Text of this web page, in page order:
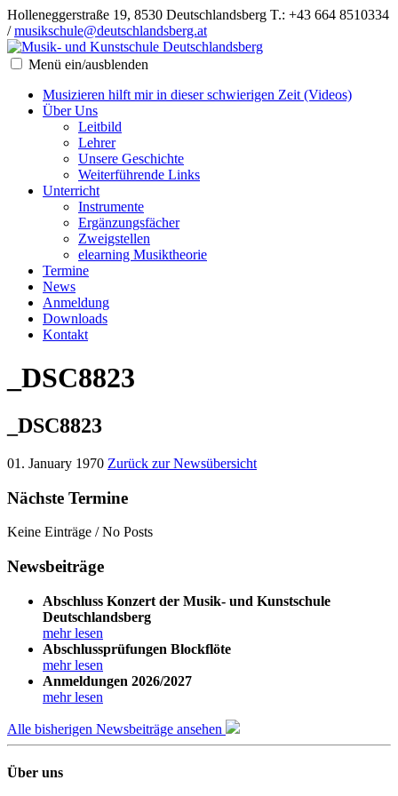
Holleneggerstraße 19, 8530 Deutschlandsberg T.: +43 664 8510334
/musikschule@deutschlandsberg.at
Menü ein/ausblenden
Musizieren hilft mir in dieser schwierigen Zeit (Videos)
Über Uns
Leitbild
Lehrer
Unsere Geschichte
Weiterführende Links
Unterricht
Instrumente
Ergänzungsfächer
Zweigstellen
elearning Musiktheorie
Termine
News
Anmeldung
Downloads
Kontakt
_DSC8823
_DSC8823
01. January 1970 Zurück zur Newsübersicht
Nächste Termine
Keine Einträge / No Posts
Newsbeiträge
Abschluss Konzert der Musik- und Kunstschule
Deutschlandsberg
mehr lesen
Abschlussprüfungen Blockflöte
mehr lesen
Anmeldungen 2026/2027
mehr lesen
Alle bisherigen Newsbeiträge ansehen
Über uns